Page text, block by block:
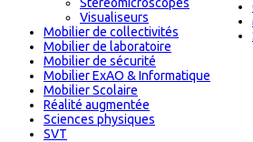
Visualiseurs
Mobilier de collectivités
Mobilier de laboratoire
Mobilier de sécurité
Mobilier ExAO & Informatique
Mobilier Scolaire
Réalité augmentée
Sciences physiques
SVT